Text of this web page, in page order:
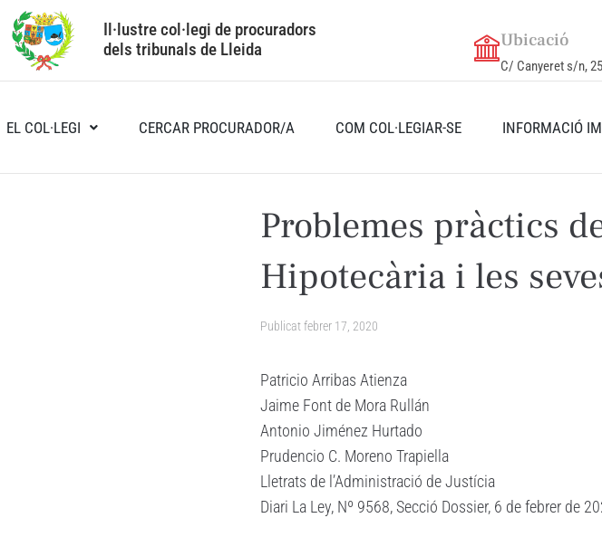
Il·lustre col·legi de procuradors
dels tribunals de Lleida
Ubicació
C/ Canyeret s/n,
EL COL·LEGI CERCAR PROCURADOR/A COM COL·LEGIAR-SE INFORMACIÓ
Problemes pràctics
Hipotecària i les
Publicatfebrer 17, 2020
Patricio Arribas Atienza
Jaime Font de Mora Rullán
Antonio Jiménez Hurtado
Prudencio C. Moreno Trapiella
Lletrats de l’Administració de Justícia
Diari La Ley, Nº 9568, Secció Dossier, 6 de febrer de